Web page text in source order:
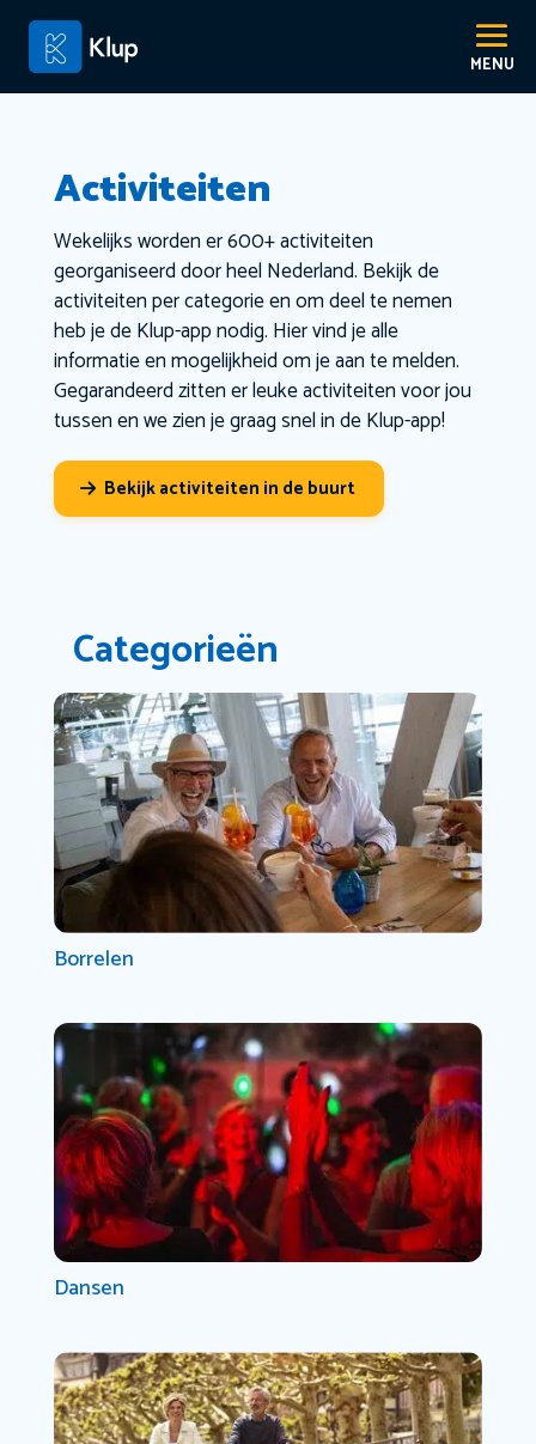
Activiteiten
Wekelijks worden er 600+ activiteiten
georganiseerd door heel Nederland. Bekijk de
activiteiten per categorie en om deel te nemen
heb je de Klup-app nodig. Hier vind je alle
informatie en mogelijkheid om je aan te melden.
Gegarandeerd zitten er leuke activiteiten voor jou
tussen en we zien je graag snel in de Klup-app!
Bekijk activiteiten in de buurt
Categorieën
Borrelen
Dansen